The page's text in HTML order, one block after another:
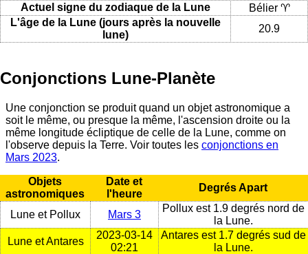
Actuel signe du zodiaque de la Lune
Bélier ♈
L'âge de la Lune (jours après la nouvelle
lune)
20.9
Conjonctions Lune-Planète
Une conjonction se produit quand un objet astronomique a
soit le même, ou presque la même, l'ascension droite ou la
même longitude écliptique de celle de la Lune, comme on
l'observe depuis la Terre. Voir toutes les conjonctions en
Mars 2023.
Objets
astronomiques
Date et
l'heure
Degrés Apart
Lune et Pollux Mars 3
Pollux est 1.9 degrés nord de
la Lune.
Lune et Antares
2023-03-14
02:21
Antares est 1.7 degrés sud de
la Lune.